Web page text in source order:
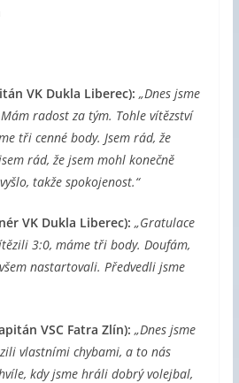
VK Dukla Liberec): „Dnes jsme
radost za tým. Tohle vítězství
tři cenné body. Jsem rád, že
rád, že jsem mohl konečně
takže spokojenost.“
VK Dukla Liberec): „Gratulace
3:0, máme tři body. Doufám,
nastartovali. Předvedli jsme
VSC Fatra Zlín): „Dnes jsme
vlastními chybami, a to nás
kdy jsme hráli dobrý volejbal,